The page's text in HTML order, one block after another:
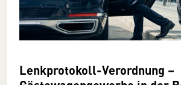
Lenkprotokoll-Verordnung –